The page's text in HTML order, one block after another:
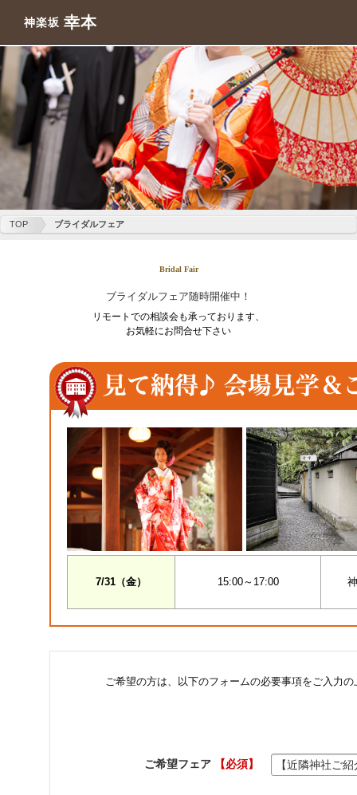
神楽坂 幸本
TOP ブライダルフェア
Bridal Fair
ブライダルフェア随時開催中！
リモートでの相談会も承っております、
お気軽にお問合せ下さい
7/31（金） 15:00～17:00